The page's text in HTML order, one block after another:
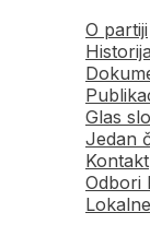
O partiji
Glas
Jedan
Kontakt
Odbori